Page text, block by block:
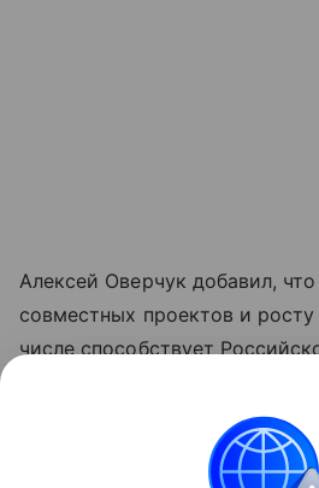
Алексей Оверчук добавил,
совместных проектов и
числе способствует
укрепления двусторонних
"Реализовано около четырех